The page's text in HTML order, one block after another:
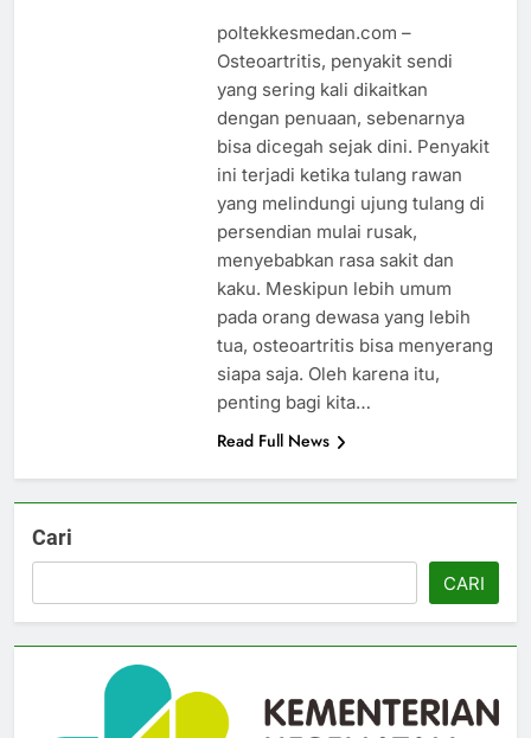
poltekkesmedan.com –
Osteoartritis, penyakit sendi
yang sering kali dikaitkan
dengan penuaan, sebenarnya
bisa dicegah sejak dini. Penyakit
ini terjadi ketika tulang rawan
yang melindungi ujung tulang di
persendian mulai rusak,
menyebabkan rasa sakit dan
kaku. Meskipun lebih umum
pada orang dewasa yang lebih
tua, osteoartritis bisa menyerang
siapa saja. Oleh karena itu,
penting bagi kita…
Read Full News
Cari
CARI